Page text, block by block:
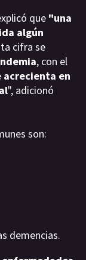
que "una
algún
cifra se
, con el
acrecienta en
", adicionó
son:
demencias.